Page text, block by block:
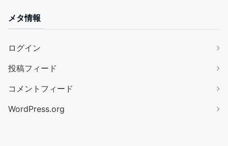
メタ情報
ログイン
投稿フィード
コメントフィード
WordPress.org